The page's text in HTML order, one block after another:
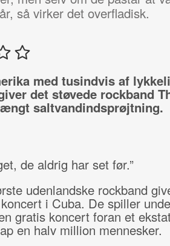
så virker det overfladisk.
med tusindvis af
det støvede rockband
saltvandindsprøjtning.
de aldrig har set før.”
udenlandske rockband
i Cuba. De spiller
gratis koncert foran et
en halv million mennesker.